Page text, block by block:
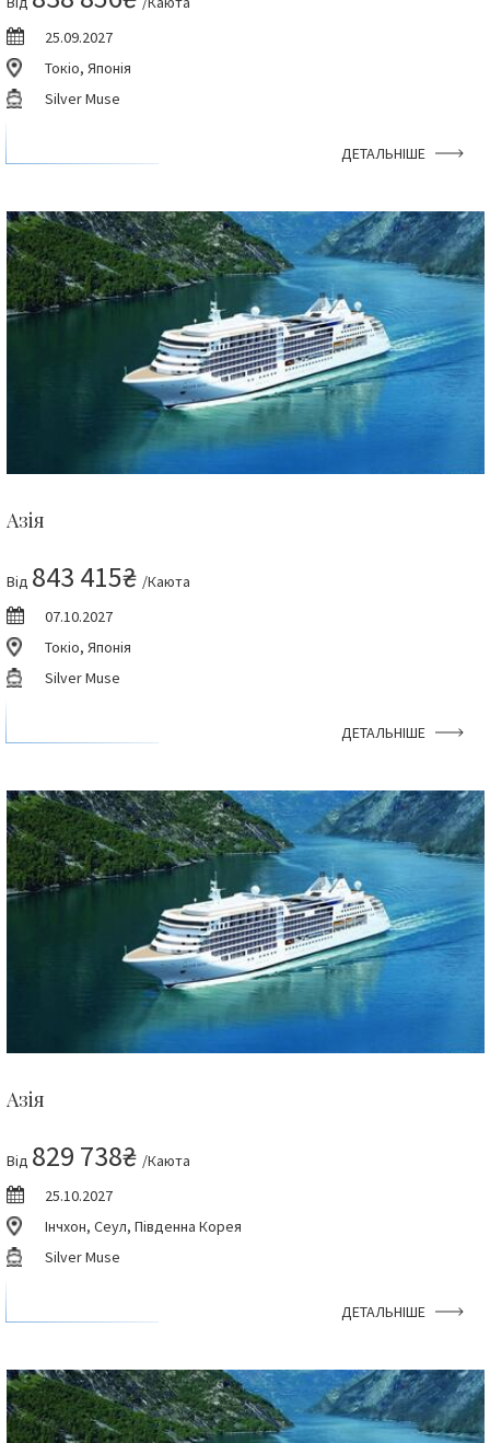
25.09.2027
Токіо, Японія
Silver Muse
ДЕТАЛЬНІШЕ
Азія
Від 843 415₴ /Каюта
07.10.2027
Токіо, Японія
Silver Muse
ДЕТАЛЬНІШЕ
Азія
Від 829 738₴ /Каюта
25.10.2027
Інчхон, Сеул, Південна Корея
Silver Muse
ДЕТАЛЬНІШЕ